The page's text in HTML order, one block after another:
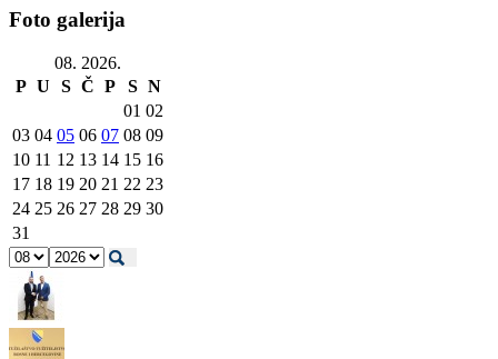
Foto galerija
08. 2026.
P U S Č P S N
01 02
03 04 05 06 07 08 09
10 11 12 13 14 15 16
17 18 19 20 21 22 23
24 25 26 27 28 29 30
31